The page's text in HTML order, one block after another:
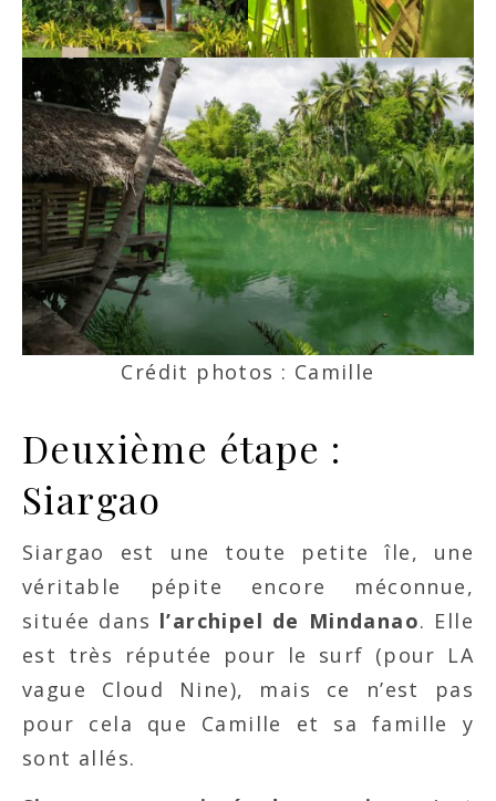
Crédit photos : Camille
Deuxième étape :
Siargao
Siargao est une toute petite île, une
véritable pépite encore méconnue,
située dans l’archipel de Mindanao. Elle
est très réputée pour le surf (pour LA
vague Cloud Nine), mais ce n’est pas
pour cela que Camille et sa famille y
sont allés.